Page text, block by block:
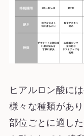
ヒアルロン酸に
様々な種類があり
部位ごとに適し